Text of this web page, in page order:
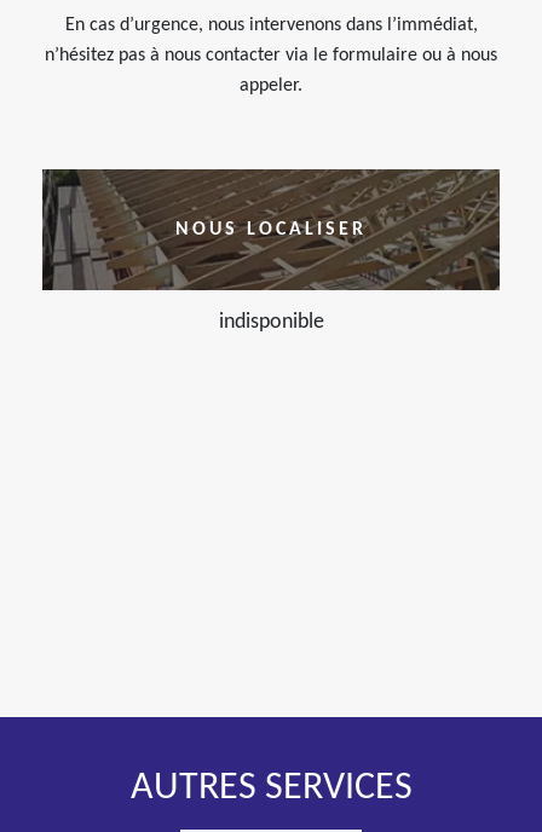
En cas d’urgence, nous intervenons dans l’immédiat,
n’hésitez pas à nous contacter via le formulaire ou à nous
appeler.
NOUS LOCALISER
indisponible
AUTRES SERVICES